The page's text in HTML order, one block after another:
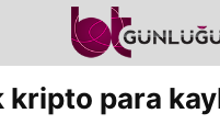
kripto para